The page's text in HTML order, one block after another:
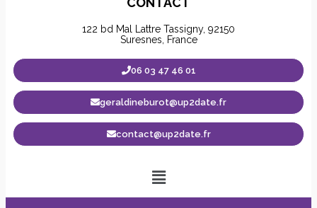
122 bd Mal Lattre Tassigny, 92150
Suresnes, France
06 03 47 46 01
geraldineburot@up2date.fr
contact@up2date.fr